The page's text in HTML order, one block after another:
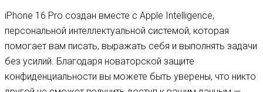
iPhone 16 Pro создан вместе с Apple Intelligence,
персональной интеллектуальной системой, которая
помогает вам писать, выражать себя и выполнять задачи
без усилий. Благодаря новаторской защите
конфиденциальности вы можете быть уверены, что никто